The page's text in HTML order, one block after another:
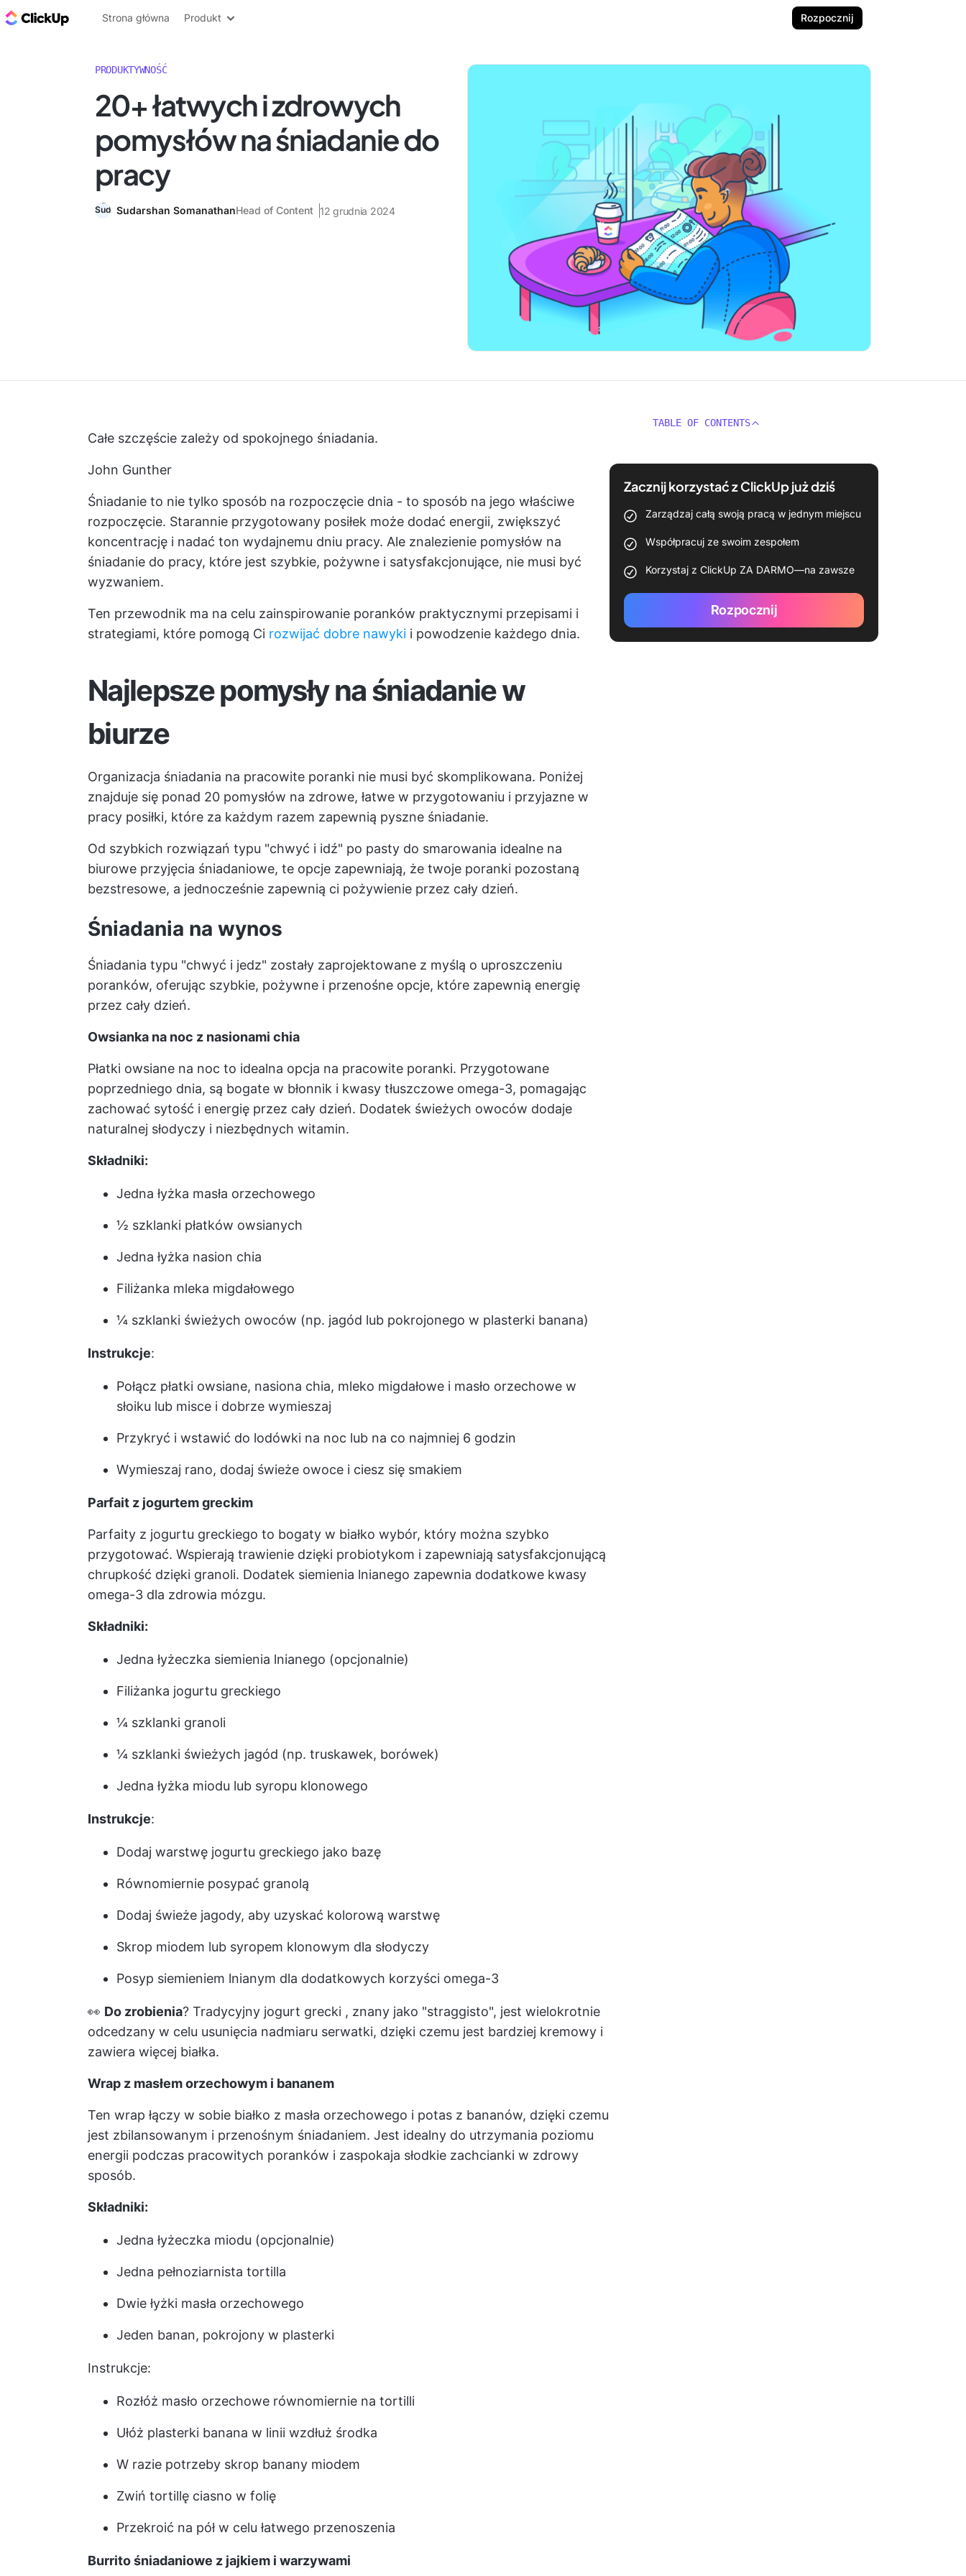
ClickUp Blog
Strona główna Produkt Rozpocznij
PRODUKTYWNOŚĆ
20+ łatwych i zdrowych
pomysłów na śniadanie do
pracy
Sudarshan SomanathanHead of Content 12 grudnia 2024
Całe szczęście zależy od spokojnego śniadania.
John Gunther
Śniadanie to nie tylko sposób na rozpoczęcie dnia - to sposób na jego właściwe
rozpoczęcie. Starannie przygotowany posiłek może dodać energii, zwiększyć
koncentrację i nadać ton wydajnemu dniu pracy. Ale znalezienie pomysłów na
śniadanie do pracy, które jest szybkie, pożywne i satysfakcjonujące, nie musi być
wyzwaniem.
Ten przewodnik ma na celu zainspirowanie poranków praktycznymi przepisami i
strategiami, które pomogą Ci rozwijać dobre nawyki i powodzenie każdego dnia.
Najlepsze pomysły na śniadanie w
biurze
Organizacja śniadania na pracowite poranki nie musi być skomplikowana. Poniżej
znajduje się ponad 20 pomysłów na zdrowe, łatwe w przygotowaniu i przyjazne w
pracy posiłki, które za każdym razem zapewnią pyszne śniadanie.
Od szybkich rozwiązań typu "chwyć i idź" po pasty do smarowania idealne na
biurowe przyjęcia śniadaniowe, te opcje zapewniają, że twoje poranki pozostaną
bezstresowe, a jednocześnie zapewnią ci pożywienie przez cały dzień.
Śniadania na wynos
Śniadania typu "chwyć i jedz" zostały zaprojektowane z myślą o uproszczeniu
poranków, oferując szybkie, pożywne i przenośne opcje, które zapewnią energię
przez cały dzień.
Owsianka na noc z nasionami chia
Płatki owsiane na noc to idealna opcja na pracowite poranki. Przygotowane
poprzedniego dnia, są bogate w błonnik i kwasy tłuszczowe omega-3, pomagając
zachować sytość i energię przez cały dzień. Dodatek świeżych owoców dodaje
naturalnej słodyczy i niezbędnych witamin.
Składniki:
Jedna łyżka masła orzechowego
½ szklanki płatków owsianych
Jedna łyżka nasion chia
Filiżanka mleka migdałowego
¼ szklanki świeżych owoców (np. jagód lub pokrojonego w plasterki banana)
Instrukcje:
Połącz płatki owsiane, nasiona chia, mleko migdałowe i masło orzechowe w
słoiku lub misce i dobrze wymieszaj
Przykryć i wstawić do lodówki na noc lub na co najmniej 6 godzin
Wymieszaj rano, dodaj świeże owoce i ciesz się smakiem
Parfait z jogurtem greckim
Parfaity z jogurtu greckiego to bogaty w białko wybór, który można szybko
przygotować. Wspierają trawienie dzięki probiotykom i zapewniają satysfakcjonującą
chrupkość dzięki granoli. Dodatek siemienia lnianego zapewnia dodatkowe kwasy
omega-3 dla zdrowia mózgu.
Składniki:
Jedna łyżeczka siemienia lnianego (opcjonalnie)
Filiżanka jogurtu greckiego
¼ szklanki granoli
¼ szklanki świeżych jagód (np. truskawek, borówek)
Jedna łyżka miodu lub syropu klonowego
Instrukcje:
Dodaj warstwę jogurtu greckiego jako bazę
Równomiernie posypać granolą
Dodaj świeże jagody, aby uzyskać kolorową warstwę
Skrop miodem lub syropem klonowym dla słodyczy
Posyp siemieniem lnianym dla dodatkowych korzyści omega-3
👀 Do zrobienia? Tradycyjny jogurt grecki , znany jako "straggisto", jest wielokrotnie
odcedzany w celu usunięcia nadmiaru serwatki, dzięki czemu jest bardziej kremowy i
zawiera więcej białka.
Wrap z masłem orzechowym i bananem
Ten wrap łączy w sobie białko z masła orzechowego i potas z bananów, dzięki czemu
jest zbilansowanym i przenośnym śniadaniem. Jest idealny do utrzymania poziomu
energii podczas pracowitych poranków i zaspokaja słodkie zachcianki w zdrowy
sposób.
Składniki:
Jedna łyżeczka miodu (opcjonalnie)
Jedna pełnoziarnista tortilla
Dwie łyżki masła orzechowego
Jeden banan, pokrojony w plasterki
Instrukcje:
Rozłóż masło orzechowe równomiernie na tortilli
Ułóż plasterki banana w linii wzdłuż środka
W razie potrzeby skrop banany miodem
Zwiń tortillę ciasno w folię
Przekroić na pół w celu łatwego przenoszenia
Burrito śniadaniowe z jajkiem i warzywami
TABLE OF CONTENTS
Zacznij korzystać z ClickUp już dziś
Zarządzaj całą swoją pracą w jednym miejscu
Współpracuj ze swoim zespołem
Korzystaj z ClickUp ZA DARMO—na zawsze
Rozpocznij